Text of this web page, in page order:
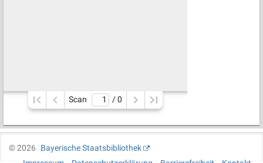
Scan / 0
©2026
Bayerische Staatsbibliothek